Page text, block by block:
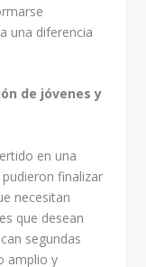
una diferencia
de jóvenes y
en una
finalizar
necesitan
que desean
segundas
amplio y